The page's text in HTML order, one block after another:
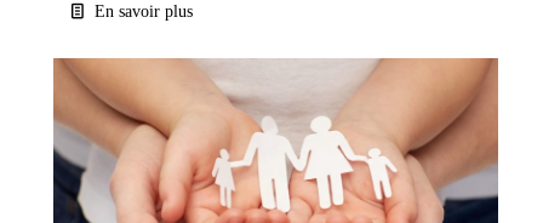
En savoir plus